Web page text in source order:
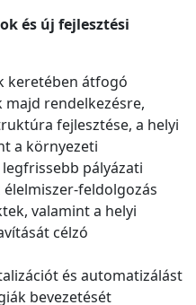
és új fejlesztési
keretében átfogó
rendelkezésre,
fejlesztése, a helyi
a környezeti
pályázati
feldolgozás
valamint a helyi
célzó
és automatizálást
bevezetését